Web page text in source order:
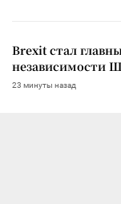
Brexit стал
независимости
23 минуты назад